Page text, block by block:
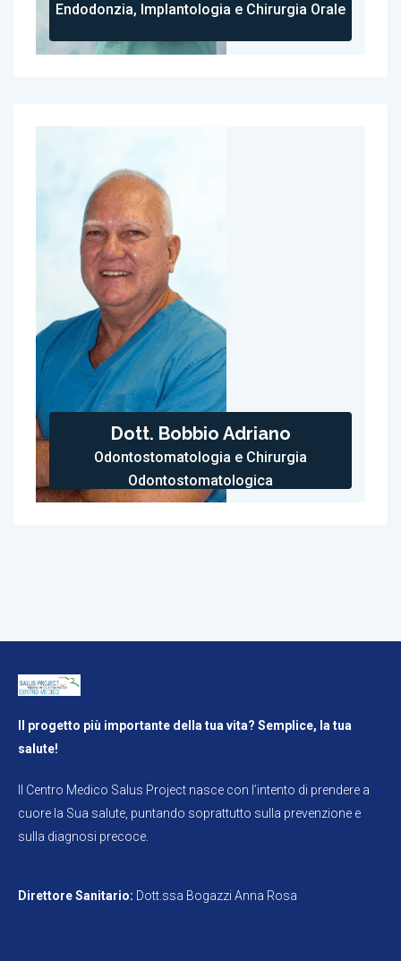
Endodonzia, Implantologia e Chirurgia Orale
Dott. Bobbio Adriano
Odontostomatologia e Chirurgia
Odontostomatologica
Il progetto più importante della tua vita? Semplice, la tua
salute!
Il Centro Medico Salus Project nasce con l’intento di prendere a
cuore la Sua salute, puntando soprattutto sulla prevenzione e
sulla diagnosi precoce.
Direttore Sanitario: Dott.ssa Bogazzi Anna Rosa